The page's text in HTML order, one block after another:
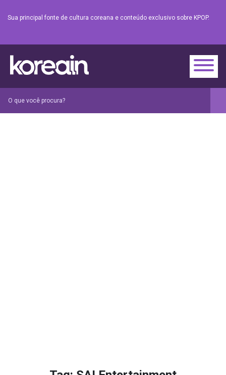
Sua principal fonte de cultura coreana e conteúdo exclusivo sobre KPOP.